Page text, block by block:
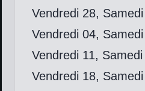
Vendredi 28,
Vendredi 04,
Vendredi 11,
Vendredi 18,